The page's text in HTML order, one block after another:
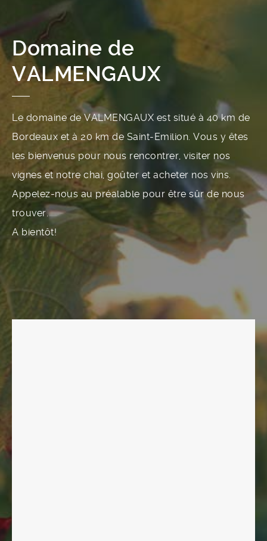
Domaine de
VALMENGAUX
Le domaine de VALMENGAUX est situé à 40 km de
Bordeaux et à 20 km de Saint-Emilion. Vous y êtes
les bienvenus pour nous rencontrer, visiter nos
vignes et notre chai, goûter et acheter nos vins.
Appelez-nous au préalable pour être sûr de nous
trouver.
A bientôt!